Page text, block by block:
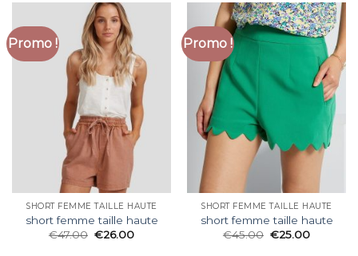
Promo !
SHORT FEMME TAILLE HAUTE
short femme taille haute
€47.00 €26.00
Promo !
SHORT FEMME TAILLE HAUTE
short femme taille haute
€45.00 €25.00